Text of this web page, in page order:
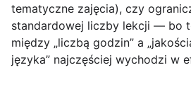
tematyczne zajęcia), czy
standardowej liczby lekcji — bo
między „liczbą godzin” a
języka” najczęściej wychodzi w